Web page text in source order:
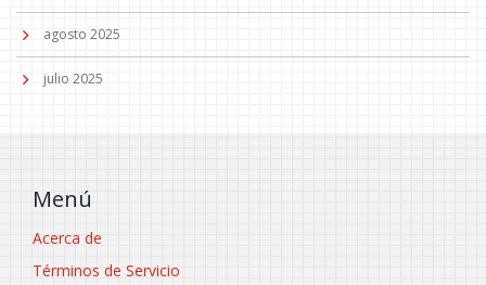
agosto 2025
julio 2025
Menú
Acerca de
Términos de Servicio